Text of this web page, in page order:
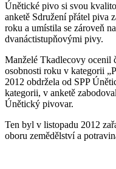
Únětické pivo si svou
anketě Sdružení přátel piva
roku a umístila se zároveň
dvanáctistupňovými pivy.
Manželé Tkadlecovy ocenil
osobnosti roku v kategorii
2012 obdržela od SPP
kategorii, v anketě
Únětický pivovar.
Ten byl v listopadu 2012
oboru zemědělství a